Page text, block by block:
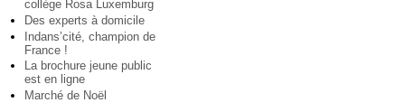
collège Rosa Luxemburg
Des experts à domicile
Indans’cité, champion de
France !
La brochure jeune public
est en ligne
Marché de Noël